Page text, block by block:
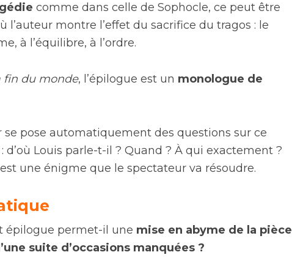
comme dans celle de Sophocle, ce peut être
l’auteur montre l’effet du sacrifice du tragos : le
à l’équilibre, à l’ordre.
fin du monde, l’épilogue est un monologue de
se pose automatiquement des questions sur ce
d’où Louis parle-t-il ? Quand ? À qui exactement ?
une énigme que le spectateur va résoudre.
épilogue permet-il une mise en abyme de la pièce
suite d’occasions manquées ?